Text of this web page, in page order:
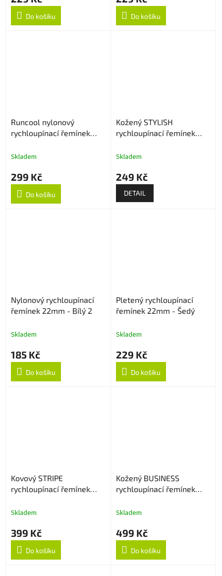
Do košíku Do košíku
Runcool nylonový
rychloupínací řemínek
Skladem
299 Kč
Do košíku
Kožený STYLISH
rychloupínací řemínek
Skladem
249 Kč
DETAIL
Nylonový rychloupínací
řemínek 22mm - Bílý 2
Skladem
185 Kč
Do košíku
Pletený rychloupínací
řemínek 22mm - Šedý
Skladem
229 Kč
Do košíku
Kovový STRIPE
rychloupínací řemínek
Skladem
399 Kč
Do košíku
Kožený BUSINESS
rychloupínací řemínek
Skladem
499 Kč
Do košíku